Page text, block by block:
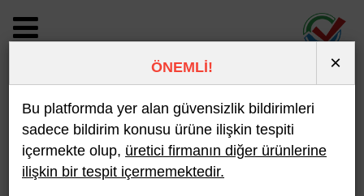
BİLDİRİM DETAYI
Son 10 Bildirim En Çok İncelenen
ÖNEMLİ! ×
Bu platformda yer alan güvensizlik bildirimleri
sadece bildirim konusu ürüne ilişkin tespiti
içermekte olup, üretici firmanın diğer ürünlerine
ilişkin bir tespit içermemektedir.